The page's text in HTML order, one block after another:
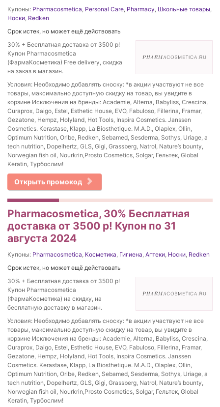
Купоны: Pharmacosmetica, Personal Care, Pharmacy, Школьные товары,
Носки, Redken
Срок истек, но может ещё действовать
30% + Бесплатная доставка от 3500 р!
Купон Pharmacosmetica
(ФармаКосметика) Free delivery, скидка
на заказ в магазин.
Условия: Необходимо добавлять сноску: *в акции участвуют не все
товары, максимально доступную скидку на товар, вы увидите в
корзине Исключения на бренды: Academie, Alterna, Babyliss, Crescina,
Curaprox, Daigo, Estel, Esthetic House, EVO, Fabuloso, Fillerina, Framar,
Gezatone, Hempz, Holyland, Hot Tools, Inspira Cosmetics. Janssen
Cosmetics. Kerastase, Klapp, La Biosthetique. M.A.D., Olaplex, Ollin,
Optimum Nutrition, Oribe, Redken, Sebamed, Sesderma, Sothys, Uriage, a
tech nutrition, Dopelhertz, GLS, Gigi, Grassberg, Natrol, Nature’s bounty,
Norwegian fish oil, Nourkrin,Prosto Cosmetics, Solgar, Гельтек, Global
Keratin, Турбослим!
Открыть промокод
Pharmacosmetica, 30% Бесплатная
доставка от 3500 р! Купон по 31
августа 2024
Купоны: Pharmacosmetica, Косметика, Гигиена, Аптеки, Носки, Redken
Срок истек, но может ещё действовать
30% + Бесплатная доставка от 3500 р!
Купон Pharmacosmetica
(ФармаКосметика) на скидку, на
бесплатную доставку в магазин.
Условия: Необходимо добавлять сноску: *в акции участвуют не все
товары, максимально доступную скидку на товар, вы увидите в
корзине Исключения на бренды: Academie, Alterna, Babyliss, Crescina,
Curaprox, Daigo, Estel, Esthetic House, EVO, Fabuloso, Fillerina, Framar,
Gezatone, Hempz, Holyland, Hot Tools, Inspira Cosmetics. Janssen
Cosmetics. Kerastase, Klapp, La Biosthetique. M.A.D., Olaplex, Ollin,
Optimum Nutrition, Oribe, Redken, Sebamed, Sesderma, Sothys, Uriage, a
tech nutrition, Dopelhertz, GLS, Gigi, Grassberg, Natrol, Nature’s bounty,
Norwegian fish oil, Nourkrin,Prosto Cosmetics, Solgar, Гельтек, Global
Keratin, Турбослим!